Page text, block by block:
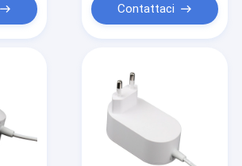
Contattaci